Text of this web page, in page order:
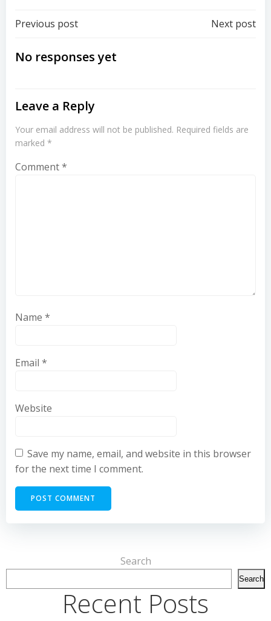
Post
navigation
Previous post Next post
No responses yet
Leave a Reply
Your email address will not be published. Required fields are
marked *
Comment*
Name *
Email *
Website
Save my name, email, and website in this browser
for the next time I comment.
Search
Search
Recent Posts